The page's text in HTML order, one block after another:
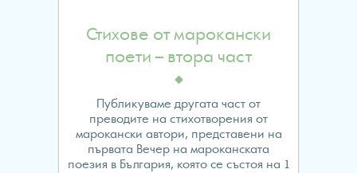
Стихове от марокански
поети – втора част
Публикуваме другата част от
преводите на стихотворения от
марокански автори, представени на
първата Вечер на мароканската
поезия в България, която се състоя на 1